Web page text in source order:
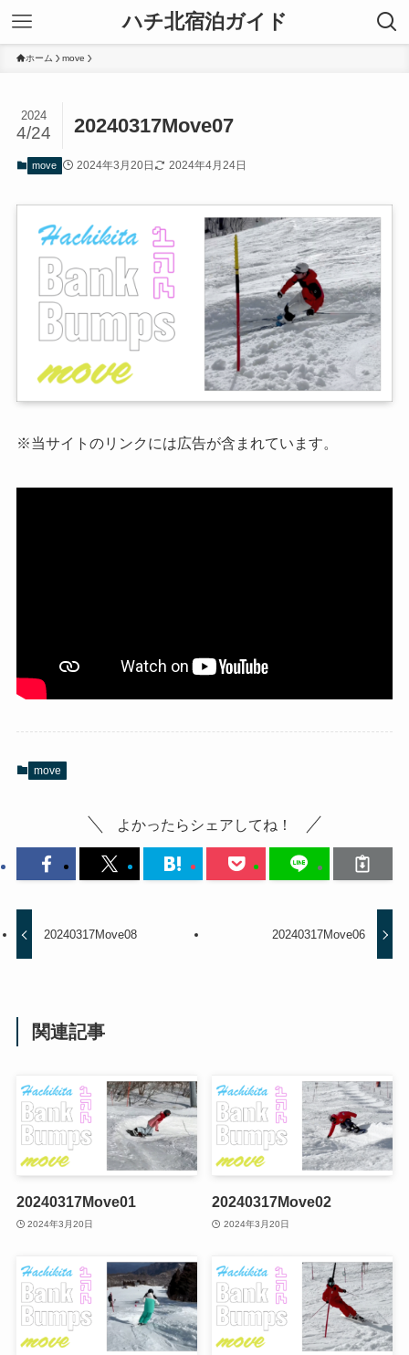
ハチ北宿泊ガイド
ホーム move
20240317Move07
2024
4/24
move 2024年3月20日 2024年4月24日
※当サイトのリンクには広告が含まれています。
move
よかったらシェアしてね！
20240317Move08 20240317Move06
関連記事
20240317Move01
2024年3月20日
20240317Move02
2024年3月20日